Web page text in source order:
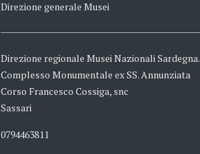
Direzione generale Musei
Direzione regionale Musei Nazionali Sardegna.
Complesso Monumentale ex SS. Annunziata
Corso Francesco Cossiga, snc
Sassari
0794463811